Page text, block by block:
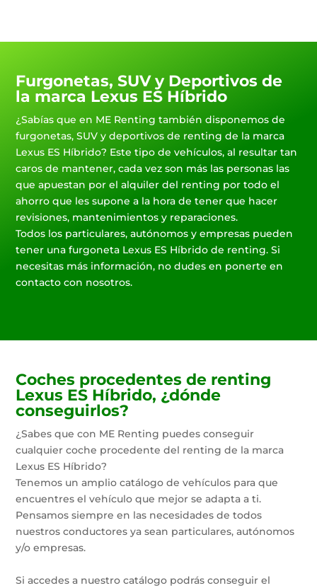
Furgonetas, SUV y Deportivos de
la marca Lexus ES Híbrido
¿Sabías que en ME Renting también disponemos de
furgonetas, SUV y deportivos de renting de la marca
Lexus ES Híbrido? Este tipo de vehículos, al resultar tan
caros de mantener, cada vez son más las personas las
que apuestan por el alquiler del renting por todo el
ahorro que les supone a la hora de tener que hacer
revisiones, mantenimientos y reparaciones.
Todos los particulares, autónomos y empresas pueden
tener una furgoneta Lexus ES Híbrido de renting. Si
necesitas más información, no dudes en ponerte en
contacto con nosotros.
Coches procedentes de renting
Lexus ES Híbrido, ¿dónde
conseguirlos?
¿Sabes que con ME Renting puedes conseguir
cualquier coche procedente del renting de la marca
Lexus ES Híbrido?
Tenemos un amplio catálogo de vehículos para que
encuentres el vehículo que mejor se adapta a ti.
Pensamos siempre en las necesidades de todos
nuestros conductores ya sean particulares, autónomos
y/o empresas.
Si accedes a nuestro catálogo podrás conseguir el